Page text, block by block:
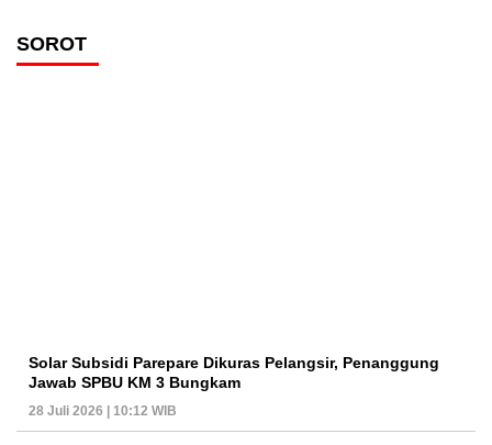
SOROT
Solar Subsidi Parepare Dikuras Pelangsir, Penanggung
Jawab SPBU KM 3 Bungkam
28 Juli 2026 | 10:12 WIB